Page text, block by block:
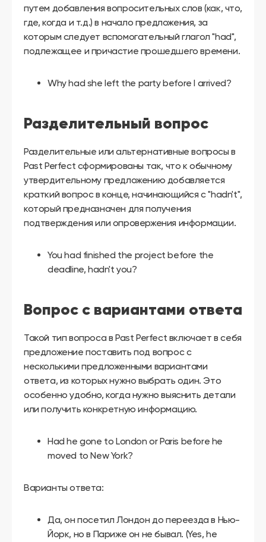
путем добавления вопросительных слов (как, что,
где, когда и т.д.) в начало предложения, за
которым следует вспомогательный глагол "had",
подлежащее и причастие прошедшего времени.
Why had she left the party before I arrived?
Разделительный вопрос
Разделительные или альтернативные вопросы в
Past Perfect сформированы так, что к обычному
утвердительному предложению добавляется
краткий вопрос в конце, начинающийся с "hadn't",
который предназначен для получения
подтверждения или опровержения информации.
You had finished the project before the
deadline, hadn't you?
Вопрос с вариантами ответа
Такой тип вопроса в Past Perfect включает в себя
предложение поставить под вопрос с
несколькими предложенными вариантами
ответа, из которых нужно выбрать один. Это
особенно удобно, когда нужно выяснить детали
или получить конкретную информацию.
Had he gone to London or Paris before he
moved to New York?
Варианты ответа:
Да, он посетил Лондон до переезда в Нью-
Йорк, но в Париже он не бывал. (Yes, he